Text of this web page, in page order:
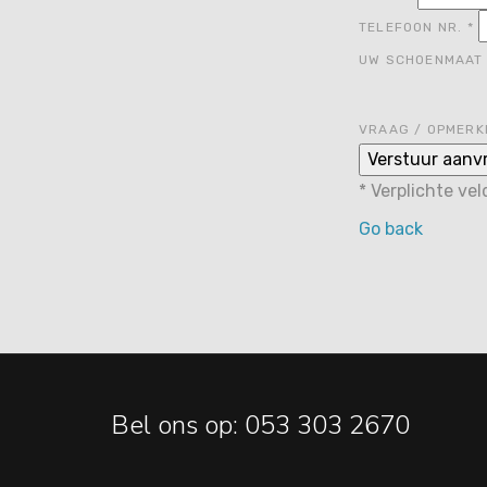
TELEFOON NR. *
UW SCHOENMAAT
VRAAG /
* Verplichte
Go back
Bel ons op: 053 303 2670